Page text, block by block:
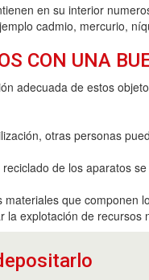
en su interior
cadmio, mercurio,
CON UNA
adecuada de estos
otras personas
de los aparatos
materiales que componen
la explotación de recursos